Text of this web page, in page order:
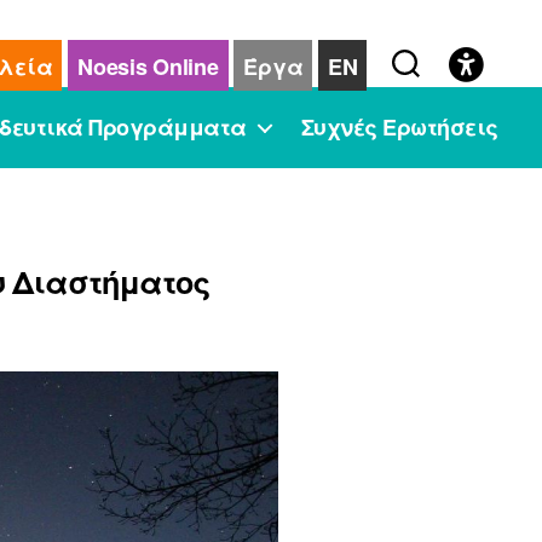
Noesis Online Έργα
EN
Προγράμματα
Συχνές Ερωτήσεις
Διαστήματος